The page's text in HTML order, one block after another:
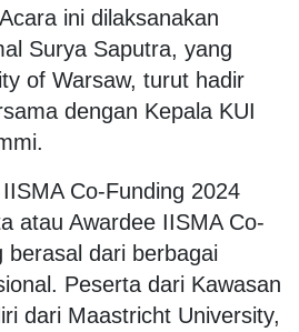
ini dilaksanakan
Surya Saputra, yang
of Warsaw, turut hadir
dengan Kepala KUI
Co-Funding 2024
atau Awardee IISMA Co-
berasal dari berbagai
Peserta dari Kawasan
dari Maastricht University,